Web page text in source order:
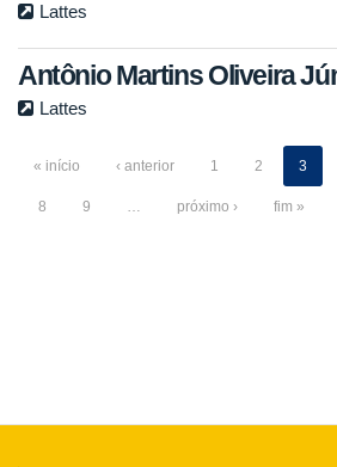
Lattes
Antônio Martins Oliveira
Lattes
« início ‹ anterior 1 2 3
8 9 … próximo › fim »